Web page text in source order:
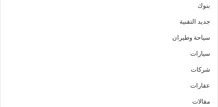
بنوك
جديد التقنية
سياحة وطيران
سيارات
شركات
عقارات
مقالات